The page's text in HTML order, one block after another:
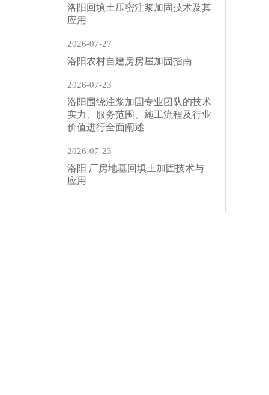
洛阳回填土压密注浆加固技术及其
应用
2026-07-27
洛阳农村自建房房屋加固指南
2026-07-23
洛阳围绕注浆加固专业团队的技术
实力、服务范围、施工流程及行业
价值进行全面阐述
2026-07-23
洛阳 厂房地基回填土加固技术与
应用